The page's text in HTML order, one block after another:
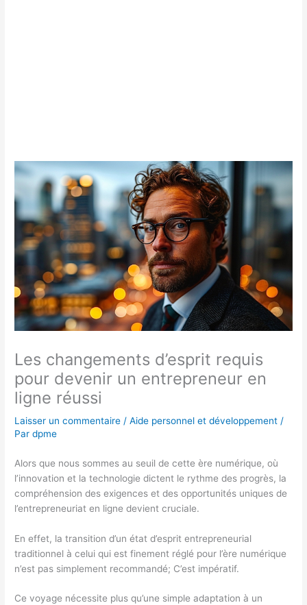
Les changements d’esprit requis
pour devenir un entrepreneur en
ligne réussi
Laisser un commentaire /Aide personnel et développement /
Pardpme
Alors que nous sommes au seuil de cette ère numérique, où
l’innovation et la technologie dictent le rythme des progrès, la
compréhension des exigences et des opportunités uniques de
l’entrepreneuriat en ligne devient cruciale.
En effet, la transition d’un état d’esprit entrepreneurial
traditionnel à celui qui est finement réglé pour l’ère numérique
n’est pas simplement recommandé; C’est impératif.
Ce voyage nécessite plus qu’une simple adaptation à un